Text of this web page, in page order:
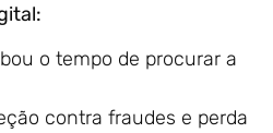
o tempo de procurar a
contra fraudes e perda